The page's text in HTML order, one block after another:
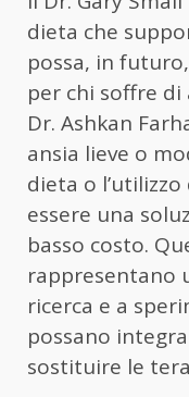
dieta che
possa, in
per chi soffre di
Dr. Ashkan
ansia lieve o
dieta o
essere una
basso costo.
rappresentano
ricerca e a
possano
sostituire le